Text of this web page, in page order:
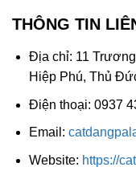
THÔNG TIN
Địa chỉ: 11
Hiệp Phú, Thủ
Điện thoại: 0937
Email:
Website: https://